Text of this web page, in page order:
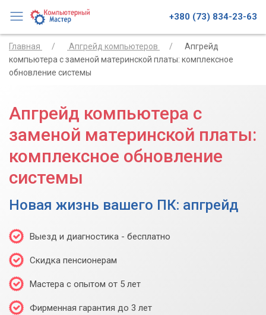
+380 (73) 834-23-63
Главная Апгрейд компьютеров
Апгрейд
компьютера с заменой материнской платы: комплексное
обновление системы
Апгрейд компьютера с
заменой материнской платы:
комплексное обновление
системы
Новая жизнь вашего ПК: апгрейд
Выезд и диагностика - бесплатно
Скидка пенсионерам
Мастера с опытом от 5 лет
Фирменная гарантия до 3 лет